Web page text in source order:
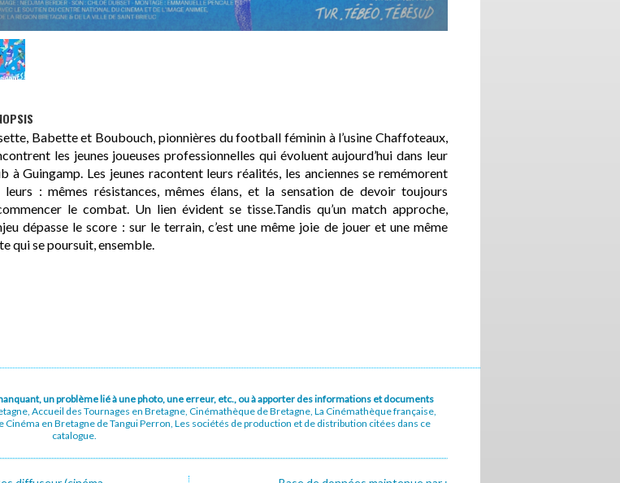
Babette et Boubouch, pionnières du football féminin à l’usine Chaffoteaux,
les jeunes joueuses professionnelles qui évoluent aujourd’hui dans leur
à Guingamp. Les jeunes racontent leurs réalités, les anciennes se remémorent
leurs : mêmes résistances, mêmes élans, et la sensation de devoir toujours
le combat. Un lien évident se tisse.Tandis qu’un match approche,
dépasse le score : sur le terrain, c’est une même joie de jouer et une même
qui se poursuit, ensemble.
un problème lié à une photo, une erreur, etc., ou à apporter des informations et documents
Accueil des Tournages en Bretagne, Cinémathèque de Bretagne, La Cinémathèque française,
en Bretagne de Tangui Perron, Les sociétés de production et de distribution citées dans ce
catalogue.